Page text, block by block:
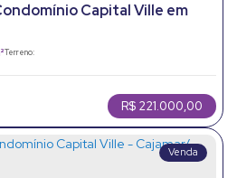
Capital Ville em
R$ 221.000,00
Terreno: